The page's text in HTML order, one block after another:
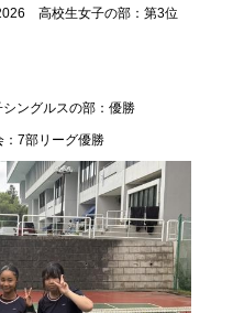
高校生女子の部：第3位
ングルスの部：優勝
7部リーグ優勝